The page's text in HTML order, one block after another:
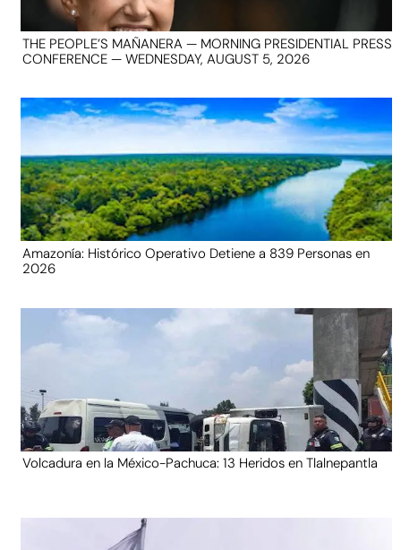
THE PEOPLE’S MAÑANERA — MORNING PRESIDENTIAL PRESS
CONFERENCE — WEDNESDAY, AUGUST 5, 2026
Amazonía: Histórico Operativo Detiene a 839 Personas en
2026
Volcadura en la México-Pachuca: 13 Heridos en Tlalnepantla